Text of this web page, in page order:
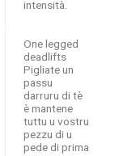
intensità.
One legged
deadlifts
Pigliate un
passu
darruru di tè
è mantene
tuttu u vostru
pezzu di u
pede di prima